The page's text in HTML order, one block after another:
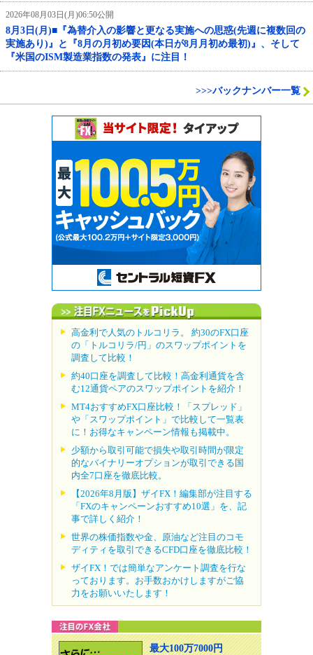
2026年08月03日(月)06:50公開
8月3日(月)■『為替介入の影響と更なる実施への思惑(先週に複数回の
実施あり)』と『8月の月初め要因(本日が8月月初め最初)』、そして
『米国のISM製造業指数の発表』に注目！
>>>バックナンバー一覧
高金利で人気のトルコリラ。 約30のFX口座
の「トルコリラ/円」のスワップポイントを
調査して比較！
約40口座を調査して比較！高金利通貨を含
む12通貨ペアのスワップポイントを紹介！
MT4おすすめFX口座比較！「スプレッド」
や「スワップポイント」で比較して一覧表
に！お得なキャンペーン情報も掲載中。
少額から取引可能で損失や取引時間が限定
的なバイナリーオプションが取引できる国
内全7口座を徹底比較。
【2026年8月版】ザイFX！編集部が注目する
「FXのキャンペーンおすすめ10選」を、記
事で詳しく紹介！
世界の株価指数や金、原油など注目のコモ
ディティを取引できるCFD口座を徹底比較！
ザイFX！では簡単なアンケート調査を行な
っております。お手数おかけしますがご協
力をお願いいたします！
最大100万7000円